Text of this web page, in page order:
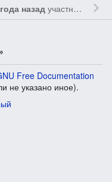
назадучастником
Free Documentation
не указано иное).